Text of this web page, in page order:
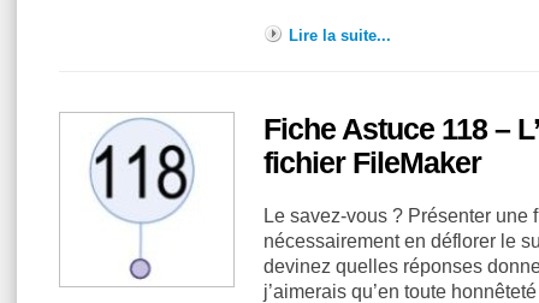
Lire la suite...
Fiche Astuce 118 –
fichier FileMaker
Le savez-vous ? Présenter une
nécessairement en déflorer le
devinez quelles réponses
j’aimerais qu’en toute